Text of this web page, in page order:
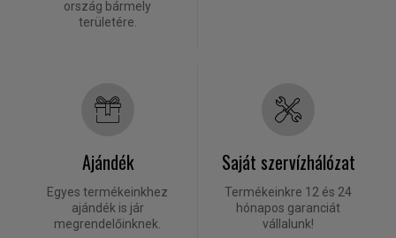
ország bármely
területére.
Ajándék
Egyes termékeinkhez
ajándék is jár
megrendelőinknek.
Saját szervízhálózat
Termékeinkre 12 és 24
hónapos garanciát
vállalunk!